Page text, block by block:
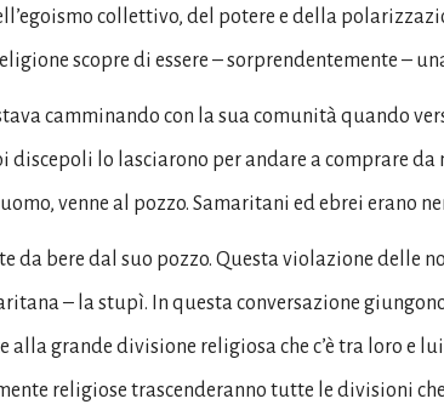
collettivo, del potere e della
scopre di essere – sorprendentemente –
camminando con la sua comunità quando
discepoli lo lasciarono per andare a comprare da
venne al pozzo. Samaritani ed ebrei erano
da bere dal suo pozzo. Questa violazione delle
– la stupì. In questa conversazione
alla grande divisione religiosa che c’è tra loro e
religiose trascenderanno tutte le divisioni